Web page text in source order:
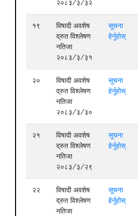
२०८३/३/३२
१९
विषादी अवशेष
द्रुत विश्लेषण
नतिजा
२०८३/३/३१
सूचना
हेर्नुहोस्
२०
विषादी अवशेष
द्रुत विश्लेषण
नतिजा
२०८३/३/३०
सूचना
हेर्नुहोस्
२१
विषादी अवशेष
द्रुत विश्लेषण
नतिजा
२०८३/३/२९
सूचना
हेर्नुहोस्
२२
विषादी अवशेष
द्रुत विश्लेषण
नतिजा
सूचना
हेर्नुहोस्